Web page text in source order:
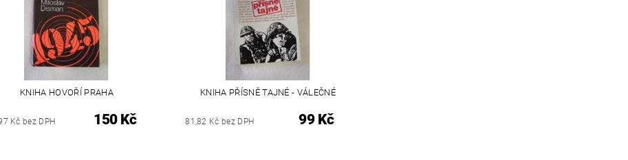
KNIHA HOVOŘÍ PRAHA
Kč bez DPH 150 Kč
KNIHA PŘÍSNĚ TAJNÉ - VÁLEČNÉ
81,82 Kč bez DPH 99 Kč